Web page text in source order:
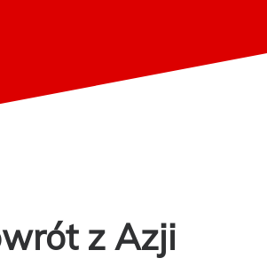
z Azji